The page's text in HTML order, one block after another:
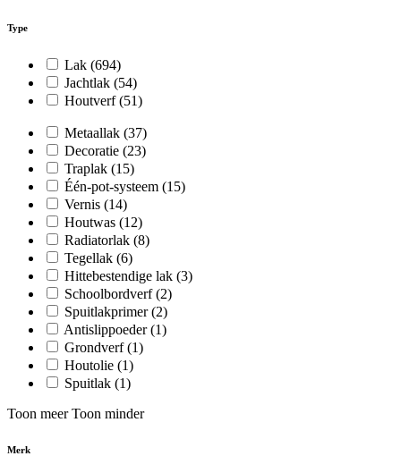
Type
Lak (694)
Jachtlak (54)
Houtverf(51)
Metaallak (37)
Decoratie (23)
Traplak (15)
Één-pot-systeem (15)
Vernis (14)
Houtwas (12)
Radiatorlak (8)
Tegellak (6)
Hittebestendige lak (3)
Schoolbordverf(2)
Spuitlakprimer(2)
Antislippoeder(1)
Grondverf(1)
Houtolie (1)
Spuitlak (1)
Toon meer Toon minder
Merk